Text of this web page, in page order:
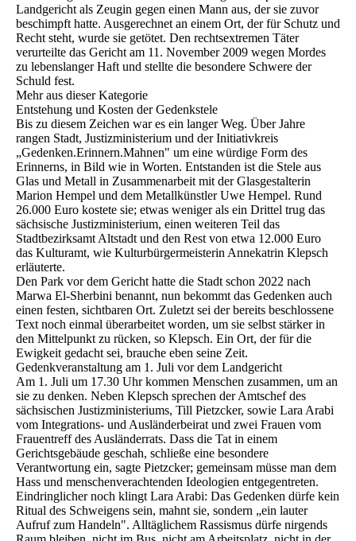
Landgericht als Zeugin gegen einen Mann aus, der sie zuvor
beschimpft hatte. Ausgerechnet an einem Ort, der für Schutz und
Recht steht, wurde sie getötet. Den rechtsextremen Täter
verurteilte das Gericht am 11. November 2009 wegen Mordes
zu lebenslanger Haft und stellte die besondere Schwere der
Schuld fest.
Mehr aus dieser Kategorie
Entstehung und Kosten der Gedenkstele
Bis zu diesem Zeichen war es ein langer Weg. Über Jahre
rangen Stadt, Justizministerium und der Initiativkreis
„Gedenken.Erinnern.Mahnen" um eine würdige Form des
Erinnerns, in Bild wie in Worten. Entstanden ist die Stele aus
Glas und Metall in Zusammenarbeit mit der Glasgestalterin
Marion Hempel und dem Metallkünstler Uwe Hempel. Rund
26.000 Euro kostete sie; etwas weniger als ein Drittel trug das
sächsische Justizministerium, einen weiteren Teil das
Stadtbezirksamt Altstadt und den Rest von etwa 12.000 Euro
das Kulturamt, wie Kulturbürgermeisterin Annekatrin Klepsch
erläuterte.
Den Park vor dem Gericht hatte die Stadt schon 2022 nach
Marwa El-Sherbini benannt, nun bekommt das Gedenken auch
einen festen, sichtbaren Ort. Zuletzt sei der bereits beschlossene
Text noch einmal überarbeitet worden, um sie selbst stärker in
den Mittelpunkt zu rücken, so Klepsch. Ein Ort, der für die
Ewigkeit gedacht sei, brauche eben seine Zeit.
Gedenkveranstaltung am 1. Juli vor dem Landgericht
Am 1. Juli um 17.30 Uhr kommen Menschen zusammen, um an
sie zu denken. Neben Klepsch sprechen der Amtschef des
sächsischen Justizministeriums, Till Pietzcker, sowie Lara Arabi
vom Integrations- und Ausländerbeirat und zwei Frauen vom
Frauentreff des Ausländerrats. Dass die Tat in einem
Gerichtsgebäude geschah, schließe eine besondere
Verantwortung ein, sagte Pietzcker; gemeinsam müsse man dem
Hass und menschenverachtenden Ideologien entgegentreten.
Eindringlicher noch klingt Lara Arabi: Das Gedenken dürfe kein
Ritual des Schweigens sein, mahnt sie, sondern „ein lauter
Aufruf zum Handeln". Alltäglichem Rassismus dürfe nirgends